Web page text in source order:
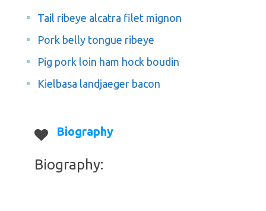
Tail ribeye alcatra filet mignon
Pork belly tongue ribeye
Pig pork loin ham hock boudin
Kielbasa landjaeger bacon
Biography
Biography: